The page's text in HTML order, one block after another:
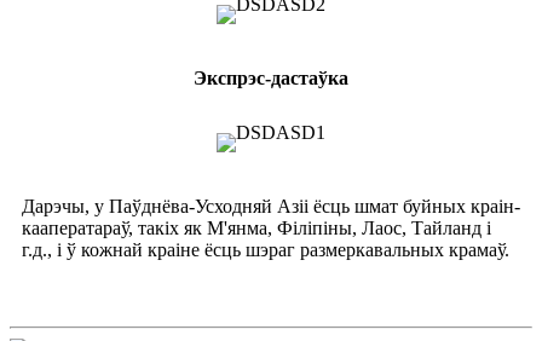
Экспрэс-дастаўка
Дарэчы, у Паўднёва-Усходняй Азіі ёсць шмат буйных краін-
кааператараў, такіх як М'янма, Філіпіны, Лаос, Тайланд і
г.д., і ў кожнай краіне ёсць шэраг размеркавальных крамаў.